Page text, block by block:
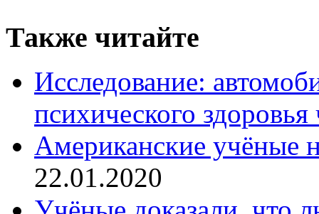
Также читайте
Исследование:
психического здоровья
Американские учёные
22.01.2020